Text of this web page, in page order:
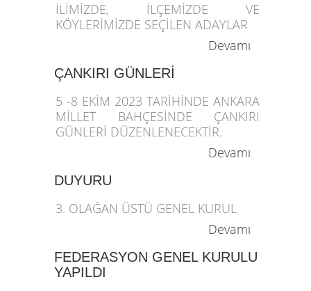
İLİMİZDE, İLÇEMİZDE VE
KÖYLERİMİZDE SEÇİLEN ADAYLAR
Devamı
ÇANKIRI GÜNLERİ
5 -8 EKİM 2023 TARİHİNDE ANKARA
MİLLET BAHÇESİNDE ÇANKIRI
GÜNLERİ DÜZENLENECEKTİR.
Devamı
DUYURU
3. OLAĞAN ÜSTÜ GENEL KURUL
Devamı
FEDERASYON GENEL KURULU
YAPILDI